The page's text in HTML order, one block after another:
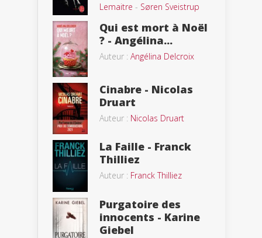
Lemaitre - Søren Sveistrup
Qui est mort à Noël
? - Angélina...
Auteur : Angélina Delcroix
Cinabre - Nicolas
Druart
Auteur : Nicolas Druart
La Faille - Franck
Thilliez
Auteur : Franck Thilliez
Purgatoire des
innocents - Karine
Giebel